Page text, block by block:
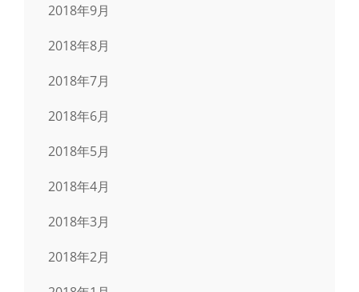
2018年9月
2018年8月
2018年7月
2018年6月
2018年5月
2018年4月
2018年3月
2018年2月